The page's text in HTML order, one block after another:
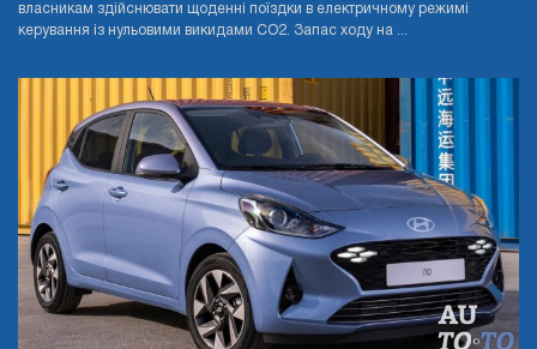
власникам здійснювати щоденні поїздки в електричному режимі
керування із нульовими викидами CO2. Запас ходу на ...